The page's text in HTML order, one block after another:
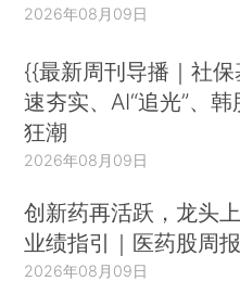
2026年08月09日
{{最新周刊导播｜社保
速夯实、AI“追光”、
狂潮
2026年08月09日
创新药再活跃，龙头
业绩指引｜医药股周报
2026年08月09日